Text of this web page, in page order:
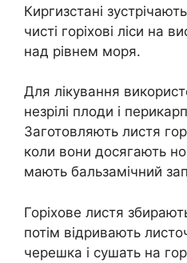
Киргизстані
чисті горіхові ліси на
над рівнем моря.
Для лікування
незрілі плоди і
Заготовляють листя
коли вони досягають
мають бальзамічний
Горіхове листя
потім відривають
черешка і сушать на